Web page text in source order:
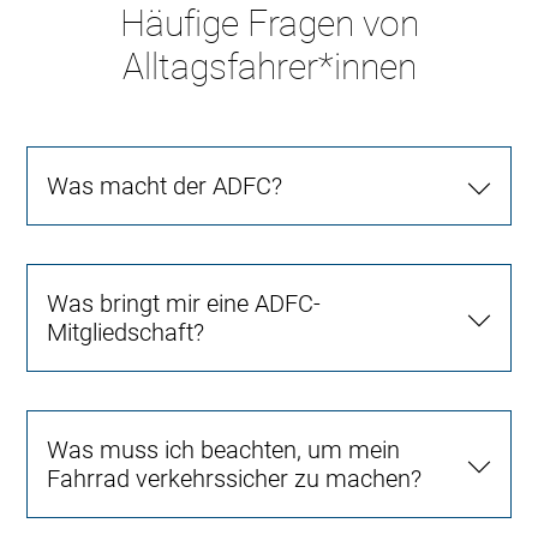
Häufige Fragen von
Alltagsfahrer*innen
Was macht der ADFC?
Was bringt mir eine ADFC-
Mitgliedschaft?
Was muss ich beachten, um mein
Fahrrad verkehrssicher zu machen?